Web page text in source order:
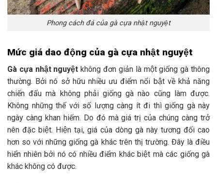
Phong cách đá của gà cựa nhật nguyệt
Mức giá dao động của gà cựa nhật nguyệt
Gà cựa nhật nguyệt không đơn giản là một giống gà thông
thường. Bởi nó sở hữu nhiều ưu điểm nổi bật về khả năng
chiến đấu mà không phải giống gà nào cũng làm được.
Không những thế với số lượng càng ít đi thì giống gà này
ngày càng khan hiếm. Do đó mà giá trị của chúng càng trở
nên đặc biệt. Hiện tại, giá của dòng gà này tương đối cao
hơn so với những giống gà khác trên thị trường. Đây là điều
hiển nhiên bởi nó có nhiều điểm khác biệt mà các giống gà
khác không có được.